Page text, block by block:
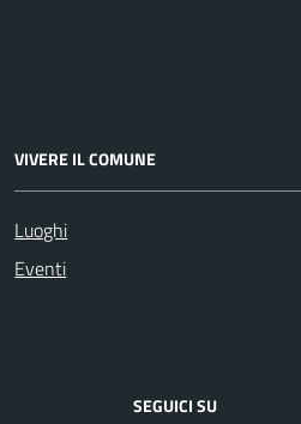
VIVERE IL COMUNE
Luoghi
Eventi
SEGUICI SU